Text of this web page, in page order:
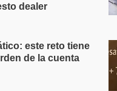
dealer
este reto tiene
de la cuenta